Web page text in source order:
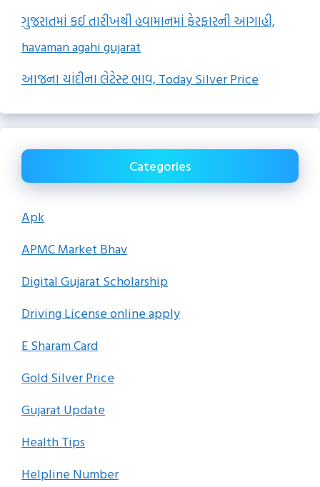
ગુજરાતમાં કઈ તારીખથી હવામાનમાં ફેરફારની આગાહી,
havaman agahi gujarat
આજના ચાંદીના લેટેસ્ટ ભાવ, Today Silver Price
Categories
Apk
APMC Market Bhav
Digital Gujarat Scholarship
Driving License online apply
E Sharam Card
Gold Silver Price
Gujarat Update
Health Tips
Helpline Number